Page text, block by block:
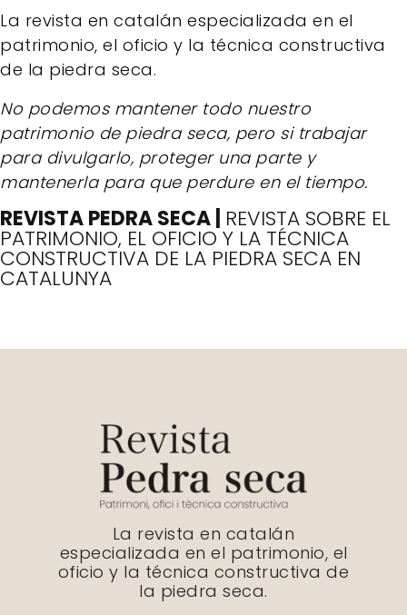
La revista en catalán especializada en el
patrimonio, el oficio y la técnica constructiva
de la piedra seca.
No podemos mantener todo nuestro
patrimonio de piedra seca, pero si trabajar
para divulgarlo, proteger una parte y
mantenerla para que perdure en el tiempo.
REVISTA PEDRA SECA | REVISTA SOBRE EL
PATRIMONIO, EL OFICIO Y LA TÉCNICA
CONSTRUCTIVA DE LA PIEDRA SECA EN
CATALUNYA
La revista en catalán
especializada en el patrimonio, el
oficio y la técnica constructiva de
la piedra seca.